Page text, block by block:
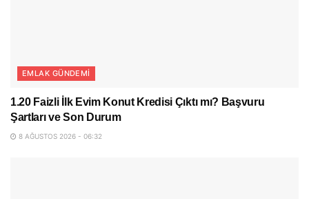
EMLAK GÜNDEMI
1.20 Faizli İlk Evim Konut Kredisi Çıktı mı? Başvuru
Şartları ve Son Durum
8 AĞUSTOS 2026 - 06:32